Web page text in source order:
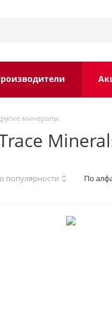
минералы
популярности По